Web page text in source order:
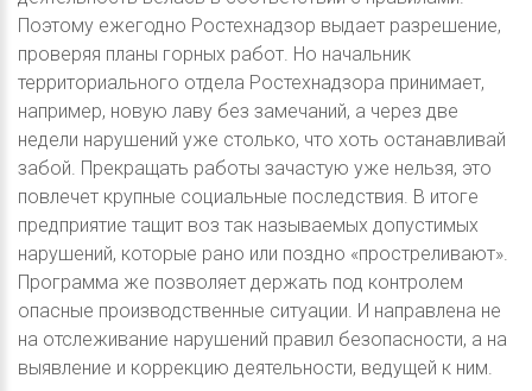
Поэтому ежегодно Ростехнадзор выдает разрешение,
проверяя планы горных работ. Но начальник
территориального отдела Ростехнадзора принимает,
например, новую лаву без замечаний, а через две
недели нарушений уже столько, что хоть останавливай
забой. Прекращать работы зачастую уже нельзя, это
повлечет крупные социальные последствия. В итоге
предприятие тащит воз так называемых допустимых
нарушений, которые рано или поздно «простреливают».
Программа же позволяет держать под контролем
опасные производственные ситуации. И направлена не
на отслеживание нарушений правил безопасности, а на
выявление и коррекцию деятельности, ведущей к ним.